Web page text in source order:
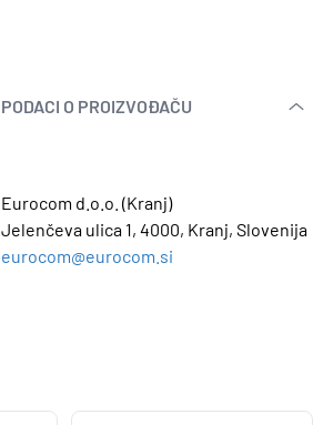
PODACI O PROIZVOĐAČU
Eurocom d.o.o. (Kranj)
Jelenčeva ulica 1, 4000, Kranj, Slovenija
eurocom@eurocom.si